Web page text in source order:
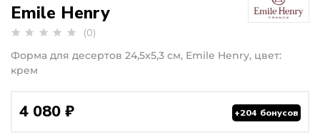
(0)
Emile Henry
Форма для десертов 24,5x5,3 см, Emile Henry, цвет:
крем
4 080 ₽ +204 бонусов